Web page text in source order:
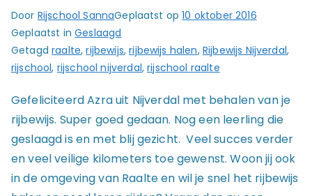
Door Rijschool SannaGeplaatst op10 oktober 2016
Geplaatst inGeslaagd
Getagdraalte,rijbewijs,rijbewijs halen, Rijbewijs Nijverdal,
rijschool, rijschool nijverdal,rijschool raalte
Gefeliciteerd Azra uit Nijverdal met behalen van je
rijbewijs. Super goed gedaan. Nog een leerling die
geslaagd is en met blij gezicht. Veel succes verder
en veel veilige kilometers toe gewenst. Woon jij ook
in de omgeving van Raalte en wil je snel het rijbewijs